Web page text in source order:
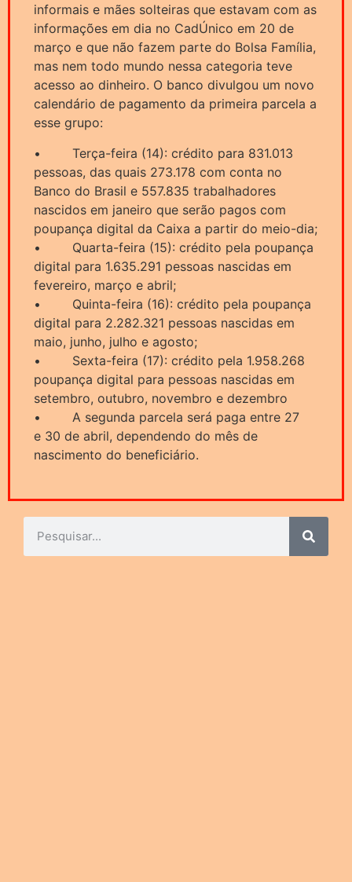
informais e mães solteiras que estavam com as
informações em dia no CadÚnico em 20 de
março e que não fazem parte do Bolsa Família,
mas nem todo mundo nessa categoria teve
acesso ao dinheiro. O banco divulgou um novo
calendário de pagamento da primeira parcela a
esse grupo:
• Terça-feira (14): crédito para 831.013
pessoas, das quais 273.178 com conta no
Banco do Brasil e 557.835 trabalhadores
nascidos em janeiro que serão pagos com
poupança digital da Caixa a partir do meio-dia;
• Quarta-feira (15): crédito pela poupança
digital para 1.635.291 pessoas nascidas em
fevereiro, março e abril;
• Quinta-feira (16): crédito pela poupança
digital para 2.282.321 pessoas nascidas em
maio, junho, julho e agosto;
• Sexta-feira (17): crédito pela 1.958.268
poupança digital para pessoas nascidas em
setembro, outubro, novembro e dezembro
• A segunda parcela será paga entre 27
e 30 de abril, dependendo do mês de
nascimento do beneficiário.